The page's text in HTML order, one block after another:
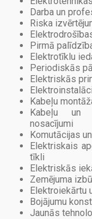
Darba un
Riska
Pirmā
Elektrotīklu
Periodiskās
Elektriskās
Kabeļu
Kabeļu un
nosacījumi
Komutācijas
Elektriskais
tīkli
Elektriskās
Zemējuma
Elektroiekārtu
Bojājumu
Jaunās